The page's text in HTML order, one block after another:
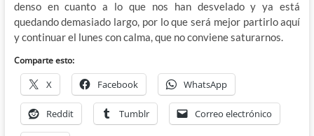
denso en cuanto a lo que nos han desvelado y ya está
quedando demasiado largo, por lo que será mejor partirlo aquí
y continuar el lunes con calma, que no conviene saturarnos.
Comparte esto:
X Facebook WhatsApp
Reddit Tumblr Correo electrónico